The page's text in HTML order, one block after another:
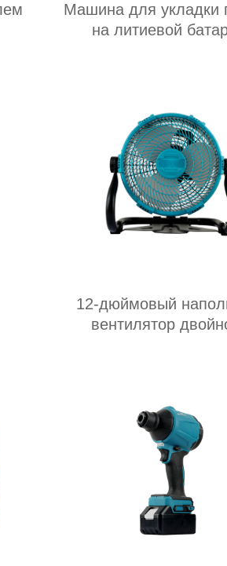
Машина для укладки
на литиевой
12-дюймовый
вентилятор